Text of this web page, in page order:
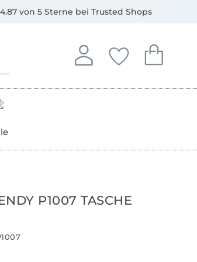
4.87 von 5 Sterne bei Trusted Shops
Anmelden
In deinem Konto
Deine
Du hast keine
Dein
Du hast
P1007 TASCHE